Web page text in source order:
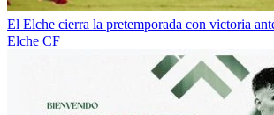
El Elche cierra la pretemporada con victoria
Elche CF